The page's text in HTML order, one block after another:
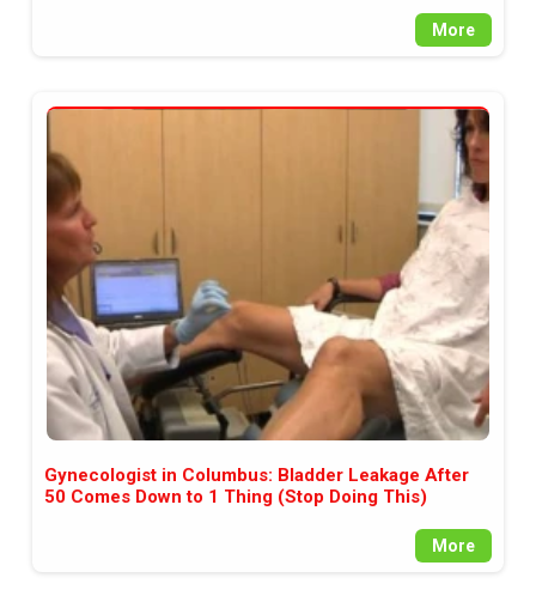
More
Gynecologist in Columbus: Bladder Leakage After
50 Comes Down to 1 Thing (Stop Doing This)
More